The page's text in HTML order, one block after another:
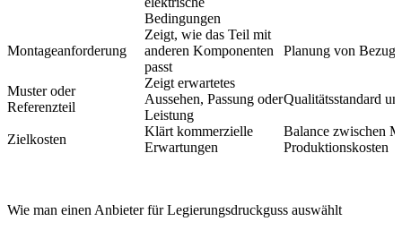
Bedingungen
Montageanforderung
Zeigt, wie das Teil mit
anderen Komponenten
passt
Planung von
Muster oder
Referenzteil
Zeigt erwartetes
Aussehen, Passung oder
Leistung
Qualitätsstandard
Zielkosten
Klärt kommerzielle
Erwartungen
Balance zwischen
Produktionskosten
Wie man einen Anbieter für Legierungsdruckguss auswählt